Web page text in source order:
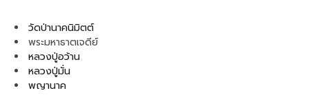
วัดป่านาคนิมิตต์
พระมหาธาตเจดีย์
หลวงปู่อว้าน
หลวงปู่มั่น
พญานาค